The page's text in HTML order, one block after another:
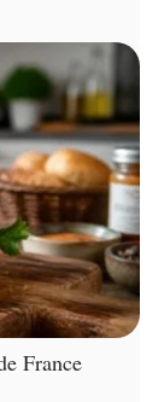
France